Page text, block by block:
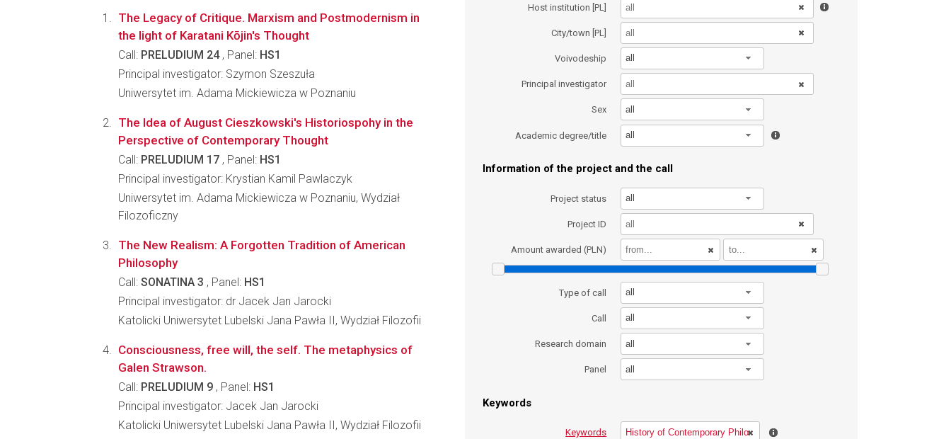
Host institution [PL]
City/town [PL]
Voivodeship all
Principal investigator
Sex all
Academic degree/title all
Information of the project and the call
Project status all
Project ID
Amount awarded (PLN)
Type of call all
Call all
Research domain all
Panel all
Keywords
Keywords
The Legacy of Critique. Marxism and Postmodernism in
the light of Karatani Kōjin's Thought
Call: PRELUDIUM 24, Panel: HS1
Principal investigator: Szymon Szeszuła
Uniwersytet im. Adama Mickiewicza w Poznaniu
The Idea of August Cieszkowski's Historiospohy in the
Perspective of Contemporary Thought
Call: PRELUDIUM 17 , Panel: HS1
Principal investigator: Krystian Kamil Pawlaczyk
Uniwersytet im. Adama Mickiewicza w Poznaniu, Wydział
Filozoficzny
The New Realism: A Forgotten Tradition of American
Philosophy
Call: SONATINA 3 , Panel: HS1
Principal investigator: dr Jacek Jan Jarocki
Katolicki Uniwersytet Lubelski Jana Pawła II, Wydział Filozofii
Consciousness, free will, the self. The metaphysics of
Galen Strawson.
Call: PRELUDIUM 9 , Panel: HS1
Principal investigator: Jacek Jan Jarocki
Katolicki Uniwersytet Lubelski Jana Pawła II, Wydział Filozofii